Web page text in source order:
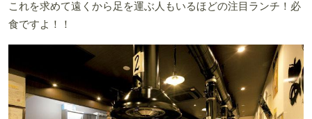
これを求めて遠くから足を運ぶ人もいるほどの注目ランチ！必
食ですよ！！